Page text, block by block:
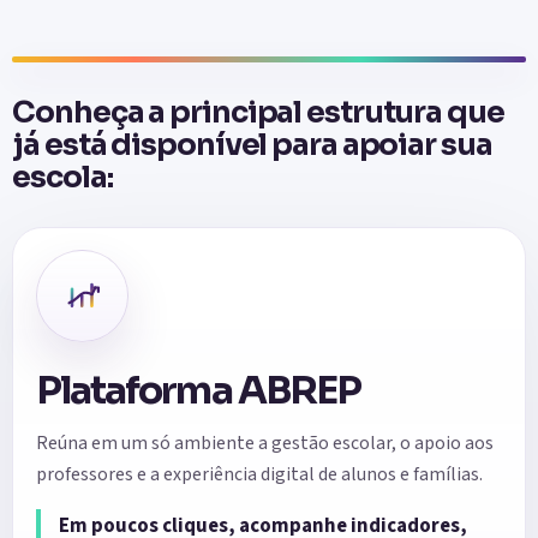
Conheça a principal estrutura que
já está disponível para apoiar sua
escola:
Plataforma ABREP
Reúna em um só ambiente a gestão escolar, o apoio aos
professores e a experiência digital de alunos e famílias.
Em poucos cliques, acompanhe indicadores,